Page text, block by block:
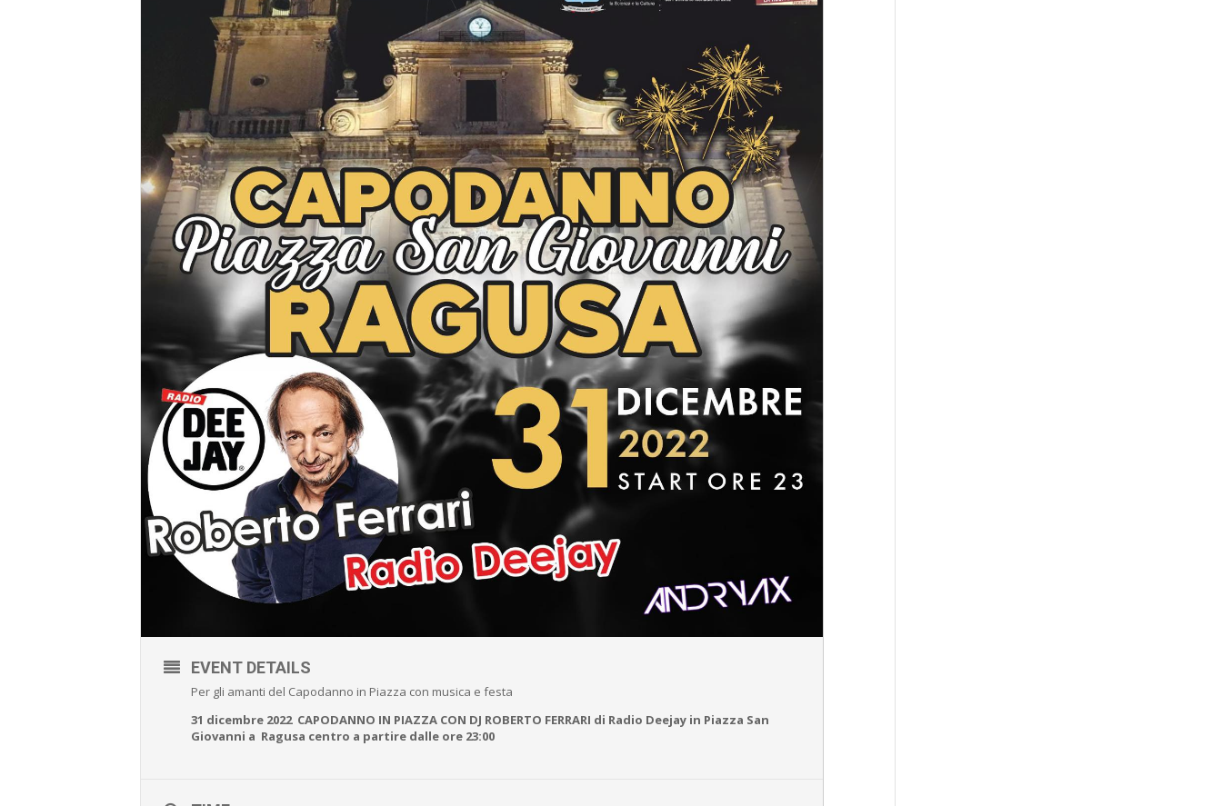
EVENT DETAILS
Per gli amanti del Capodanno in Piazza con musica e festa
31 dicembre 2022 CAPODANNO IN PIAZZA CON DJ ROBERTO FERRARI di Radio Deejay in Piazza San
Giovanni a Ragusa centro a partire dalle ore 23:00